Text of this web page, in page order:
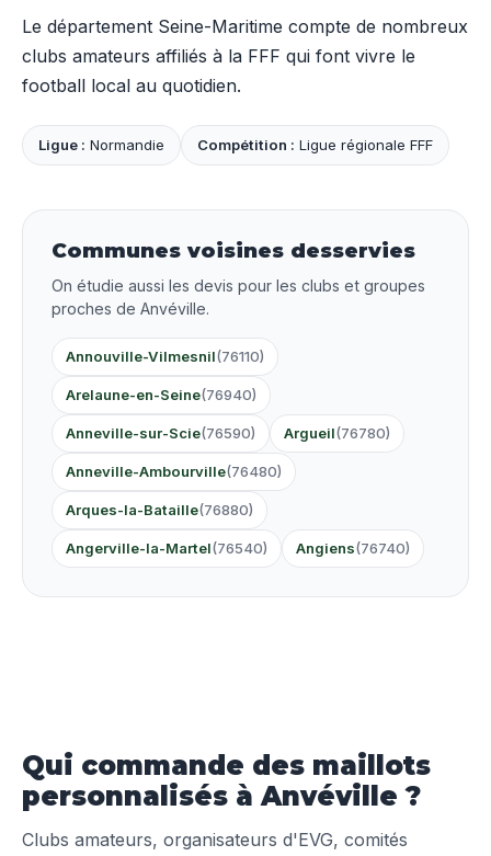
Le département Seine-Maritime compte de nombreux
clubs amateurs affiliés à la FFF qui font vivre le
football local au quotidien.
Ligue : Normandie Compétition : Ligue régionale FFF
Communes voisines desservies
On étudie aussi les devis pour les clubs et groupes
proches de Anvéville.
Annouville-Vilmesnil(76110)
Arelaune-en-Seine(76940)
Anneville-sur-Scie(76590) Argueil(76780)
Anneville-Ambourville(76480)
Arques-la-Bataille(76880)
Angerville-la-Martel(76540) Angiens(76740)
Qui commande des maillots
personnalisés à Anvéville ?
Clubs amateurs, organisateurs d'EVG, comités